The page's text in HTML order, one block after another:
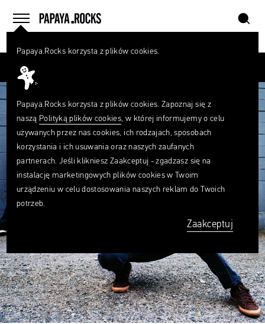
menu
home szukaj
Papaya.Rocks korzysta z plików cookies.
Papaya.Rocks korzysta z plików cookies. Zapoznaj się z
naszą Polityką plików cookies, w której informujemy o celu
używanych przez nas cookies, ich rodzajach, sposobach
korzystania i ich usuwania oraz naszych zaufanych
partnerach. Jeśli klikniesz Zaakceptuj - zgadzasz się na
instalację marketingowych plików cookies w Twoim
urządzeniu w celu dostosowania naszych reklam do Twoich
potrzeb.
Zaakceptuj
Czego
szukasz?